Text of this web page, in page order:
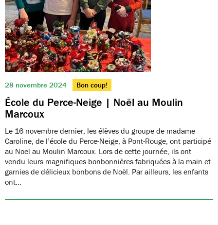
28 novembre 2024 Bon coup!
École du Perce-Neige | Noël au Moulin
Marcoux
Le 16 novembre dernier, les élèves du groupe de madame
Caroline, de l’école du Perce-Neige, à Pont-Rouge, ont participé
au Noël au Moulin Marcoux. Lors de cette journée, ils ont
vendu leurs magnifiques bonbonnières fabriquées à la main et
garnies de délicieux bonbons de Noël. Par ailleurs, les enfants
ont…